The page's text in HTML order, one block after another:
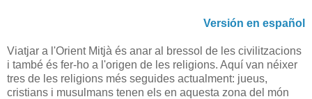
Versión en español
Viatjar a l'Orient Mitjà és anar al bressol de les civilitzacions
i també és fer-ho a l'origen de les religions. Aquí van néixer
tres de les religions més seguides actualment: jueus,
cristians i musulmans tenen els en aquesta zona del món